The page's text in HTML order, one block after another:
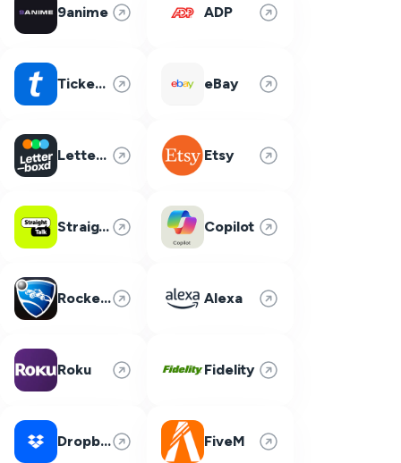
9anime ADP
Ticketmaster eBay
Letterboxd Etsy
Straight Talk Copilot
Rocket League Alexa
Roku Fidelity
Dropbox FiveM